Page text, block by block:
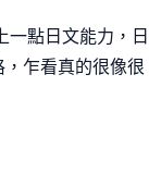
一點日文能力，日
乍看真的很像很